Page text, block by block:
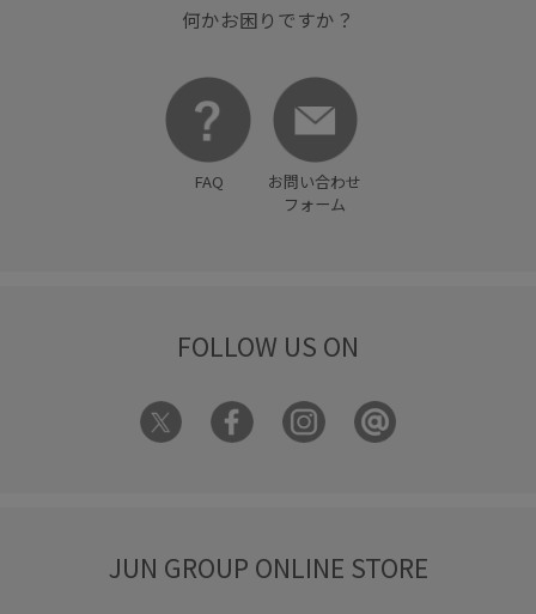
何かお困りですか？
FAQ
お問い合わせ
フォーム
FOLLOW US ON
JUN GROUP ONLINE STORE